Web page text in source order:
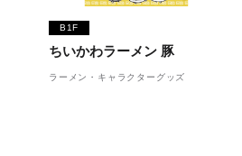
B1F
ちいかわラーメン 豚
ラーメン・キャラクターグッズ